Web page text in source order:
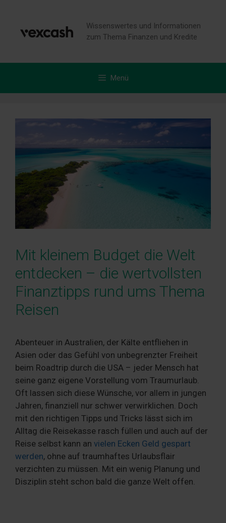
springen
Wissenswertes und Informationen
zum Thema Finanzen und Kredite
Menü
Mit kleinem Budget die Welt
entdecken – die wertvollsten
Finanztipps rund ums Thema
Reisen
Abenteuer in Australien, der Kälte entfliehen in
Asien oder das Gefühl von unbegrenzter Freiheit
beim Roadtrip durch die USA – jeder Mensch hat
seine ganz eigene Vorstellung vom Traumurlaub.
Oft lassen sich diese Wünsche, vor allem in jungen
Jahren, finanziell nur schwer verwirklichen. Doch
mit den richtigen Tipps und Tricks lässt sich im
Alltag die Reisekasse rasch füllen und auch auf der
Reise selbst kann an vielen Ecken Geld gespart
werden, ohne auf traumhaftes Urlaubsflair
verzichten zu müssen. Mit ein wenig Planung und
Disziplin steht schon bald die ganze Welt offen.